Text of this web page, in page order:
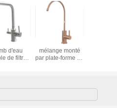
RO
SUS 304
acier
1,6
d'eau
Le robinet simple
d'épurateur de
l'eau de filtration
poignée a balayé
potable de finition
adapte la
filtration